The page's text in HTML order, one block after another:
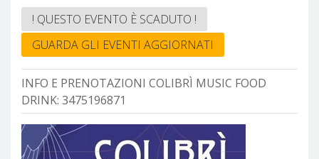
! QUESTO EVENTO È SCADUTO !
GUARDA GLI EVENTI AGGIORNATI
INFO E PRENOTAZIONI COLIBRÌ MUSIC FOOD
DRINK: 3475196871